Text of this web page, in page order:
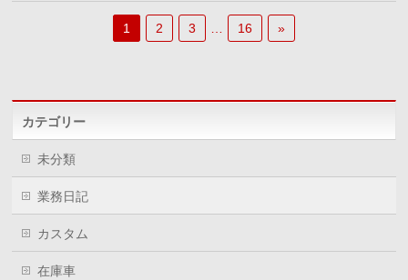
1 2 3 16 »
カテゴリー
未分類
業務日記
カスタム
在庫車